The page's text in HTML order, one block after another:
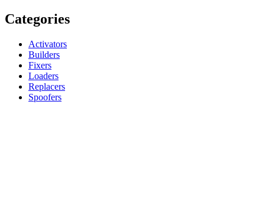
Categories
Activators
Builders
Fixers
Loaders
Replacers
Spoofers